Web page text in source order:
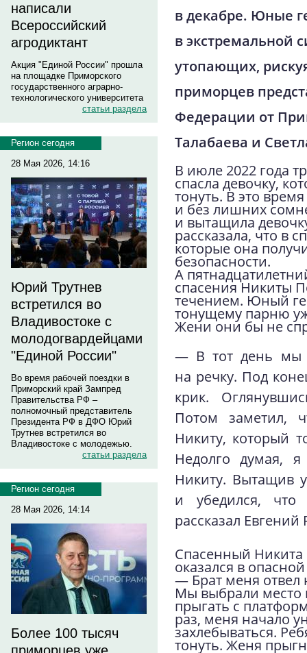
написали
Всероссийский
агродиктант
Акция "Единой России" прошла
на площадке Приморского
государственного аграрно-
технологического университета
статьи раздела
Регион сегодня
28 Мая 2026, 14:16
Юрий Трутнев
встретился во
Владивостоке с
молодогвардейцами
"Единой России"
Во время рабочей поездки в
Приморский край Зампред
Правительства РФ –
полномочный представитель
Президента РФ в ДФО Юрий
Трутнев встретился во
Владивостоке с молодежью.
статьи раздела
Регион сегодня
28 Мая 2026, 14:14
Более 100 тысяч
в декабре. Юные
в экстремальной
утопающих,
приморцев
Федерации от
Талабаева и
В июле 2022 года
спасла девочку,
тонуть. В это
и без лишних
и вытащила
рассказала, что в
которые она
безопасности.
А
спасения Никиты
течением. Юный
тонущему парню
Жени они бы не
— В тот день мы
на речку. Под
крик.
Потом заметил,
Никиту, который
Недолго думая,
Никиту. Вытащив
и убедился,
рассказал
Спасенный Никита
оказался в
— Брат меня отвел
Мы выбрали место
прыгать с
раз, меня начало
захлебываться.
тонуть. Женя